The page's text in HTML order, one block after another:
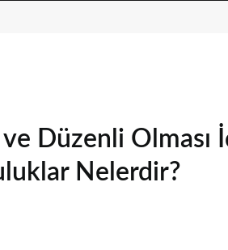
Düzenli Olması
Nelerdir?